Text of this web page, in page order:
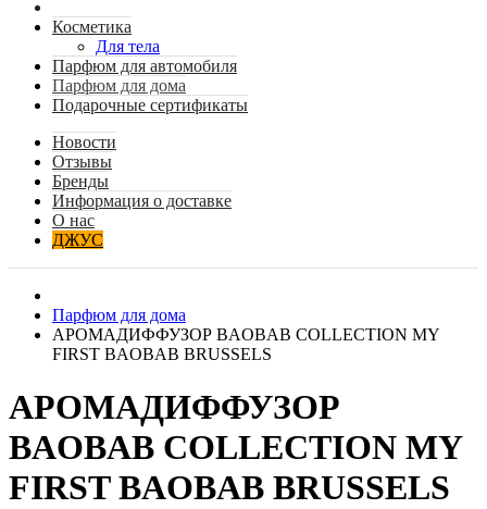
Косметика
Для тела
Парфюм для автомобиля
Парфюм для дома
Подарочные сертификаты
Новости
Отзывы
Бренды
Информация о доставке
О нас
ДЖУС
Парфюм для дома
АРОМАДИФФУЗОР BAOBAB COLLECTION MY
FIRST BAOBAB BRUSSELS
АРОМАДИФФУЗОР
BAOBAB COLLECTION MY
FIRST BAOBAB BRUSSELS